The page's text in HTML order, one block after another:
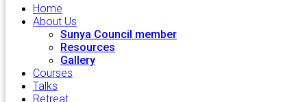
Home
About Us
Sunya Council member
Resources
Gallery
Courses
Talks
Retreat